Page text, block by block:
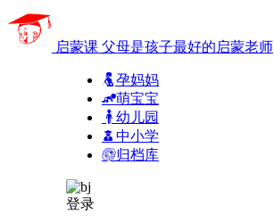
启蒙课 父母是孩子最好的启蒙老师
孕妈妈
萌宝宝
幼儿园
中小学
归档库
登录